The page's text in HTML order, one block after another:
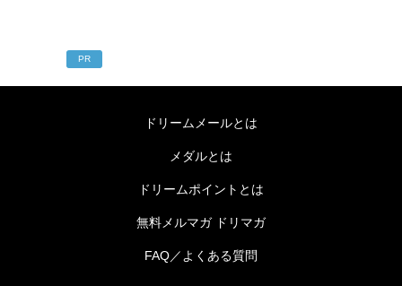
PR
ドリームメールとは
メダルとは
ドリームポイントとは
無料メルマガ ドリマガ
FAQ／よくある質問